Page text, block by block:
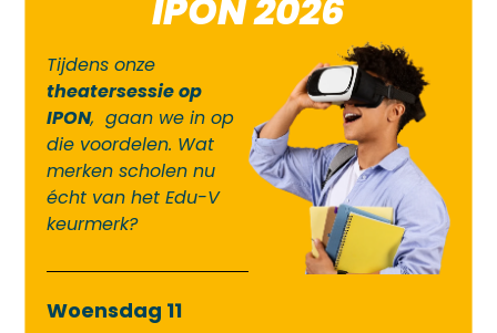
IPON 2026
Tijdens onze
theatersessie op
IPON, gaan we in op
die voordelen. Wat
merken scholen nu
écht van het Edu-V
keurmerk?
Woensdag 11